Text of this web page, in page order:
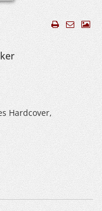
Hardcover,